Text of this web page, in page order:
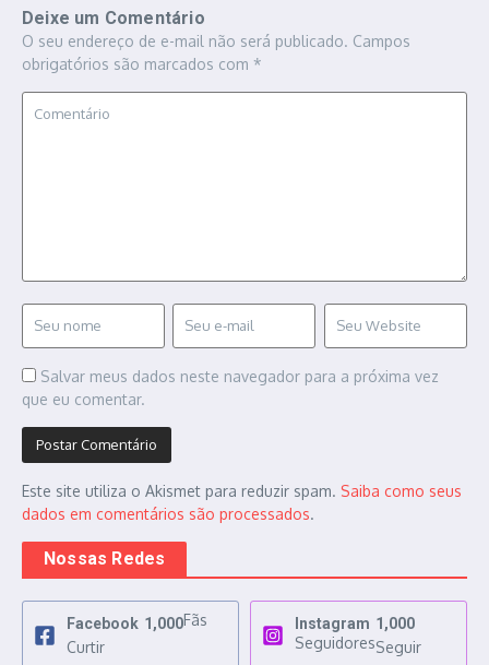
Deixe um Comentário
O seu endereço de e-mail não será publicado. Campos
obrigatórios são marcados com *
Salvar meus dados neste navegador para a próxima vez
que eu comentar.
Este site utiliza o Akismet para reduzir spam. Saiba como seus
dados em comentários são processados.
Nossas Redes
Facebook 1,000Fãs
Curtir
Instagram 1,000
SeguidoresSeguir